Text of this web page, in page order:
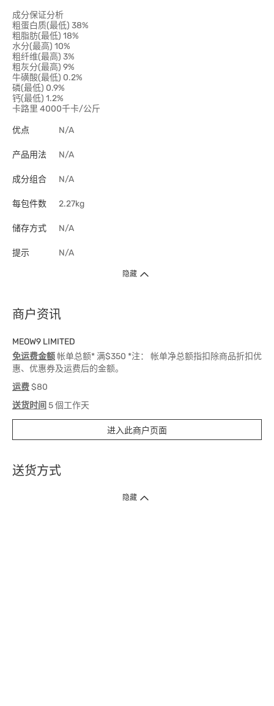
成分保证分析
粗蛋白质(最低) 38%
粗脂肪(最低) 18%
水分(最高) 10%
粗纤维(最高) 3%
粗灰分(最高) 9%
牛磺酸(最低) 0.2%
磷(最低) 0.9%
钙(最低) 1.2%
卡路里 4000千卡/公斤
优点 N/A
产品用法 N/A
成分组合 N/A
每包件数 2.27kg
储存方式 N/A
提示 N/A
隐藏
商户资讯
MEOW9 LIMITED
免运费金额帐单总额* 满$350 *注： 帐单净总额指扣除商品折扣优
惠、优惠券及运费后的金额。
运费$80
送货时间 5 個工作天
进入此商户页面
送货方式
1. 送货到府（受卫生署条例规管产品除外 ）
隐藏